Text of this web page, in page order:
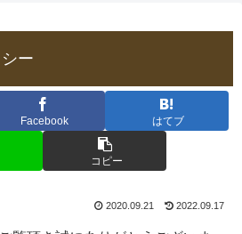
ー
Facebook はてブ
コピー
2020.09.21 2022.09.17